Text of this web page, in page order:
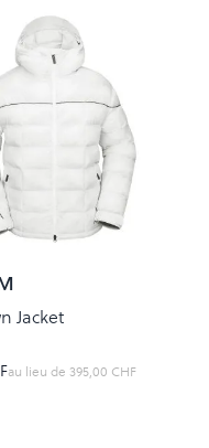
Jacket
au lieu de 395,00 CHF